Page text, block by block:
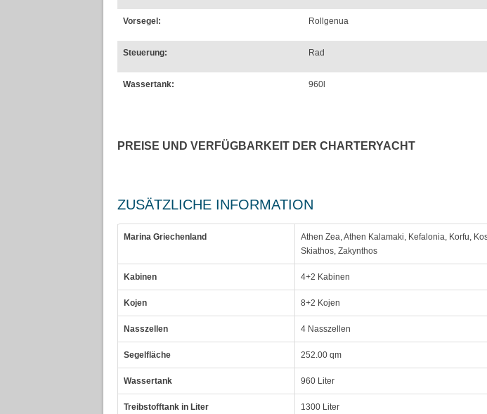
Vorsegel: Rollgenua
Steuerung: Rad
Wassertank: 960l
PREISE UND VERFÜGBARKEIT DER CHARTERYACHT
ZUSÄTZLICHE INFORMATION
Marina Griechenland
Athen Zea, Athen Kalamaki, Kefalonia, Korfu,
Skiathos, Zakynthos
Kabinen 4+2 Kabinen
Kojen 8+2 Kojen
Nasszellen 4 Nasszellen
Segelfläche 252.00 qm
Wassertank 960 Liter
Treibstofftank in Liter 1300 Liter